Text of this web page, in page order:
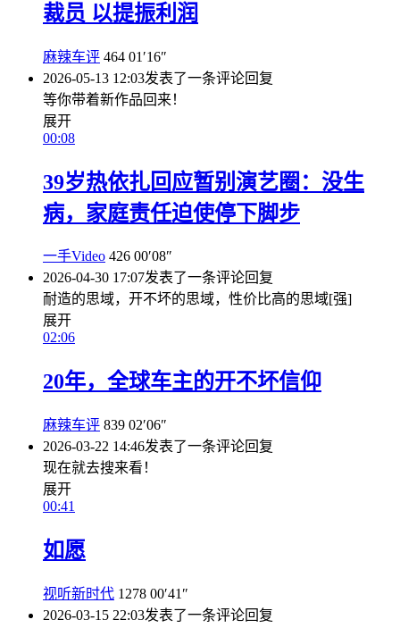
裁员 以提振利润
麻辣车评 464 01′16″
2026-05-13 12:03发表了一条评论回复
等你带着新作品回来！
展开
00:08
39岁热依扎回应暂别演艺圈：没生
病，家庭责任迫使停下脚步
一手Video 426 00′08″
2026-04-30 17:07发表了一条评论回复
耐造的思域，开不坏的思域，性价比高的思域[强]
展开
02:06
20年，全球车主的开不坏信仰
麻辣车评 839 02′06″
2026-03-22 14:46发表了一条评论回复
现在就去搜来看！
展开
00:41
如愿
视听新时代 1278 00′41″
2026-03-15 22:03发表了一条评论回复